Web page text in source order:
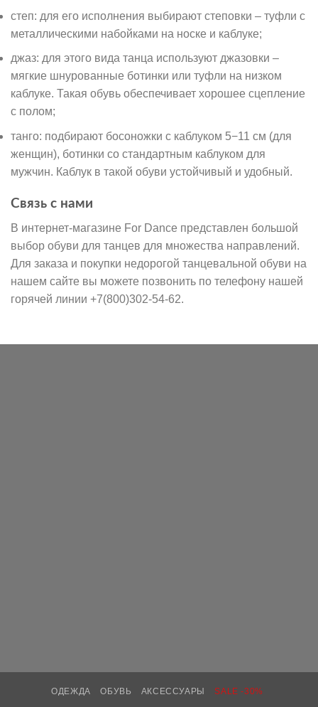
степ: для его исполнения выбирают степовки – туфли с
металлическими набойками на носке и каблуке;
джаз: для этого вида танца используют джазовки –
мягкие шнурованные ботинки или туфли на низком
каблуке. Такая обувь обеспечивает хорошее сцепление
с полом;
танго: подбирают босоножки с каблуком 5−11 см (для
женщин), ботинки со стандартным каблуком для
мужчин. Каблук в такой обуви устойчивый и удобный.
Связь с нами
В интернет-магазине For Dance представлен большой
выбор обуви для танцев для множества направлений.
Для заказа и покупки недорогой танцевальной обуви на
нашем сайте вы можете позвонить по телефону нашей
горячей линии +7(800)302-54-62.
ОДЕЖДА ОБУВЬ АКСЕССУАРЫ SALE -30%